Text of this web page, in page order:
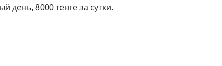
день, 8000 тенге за сутки.